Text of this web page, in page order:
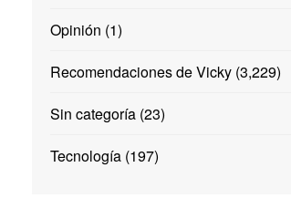
Opinión (1)
Recomendaciones de Vicky(3,229)
Sin categoría(23)
Tecnología(197)